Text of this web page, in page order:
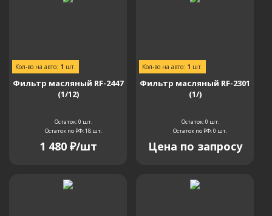
Кол-во на авто: 1 шт.
Фильтр масляный RF-2447
(1/12)
Остаток: 0 шт.
Остаток по РФ: 18шт.
1 480₽/шт
Кол-во на авто: 1 шт.
Фильтр масляный RF-2301
(1/)
Остаток: 0 шт.
Остаток по РФ: 0 шт.
Цена по запросу